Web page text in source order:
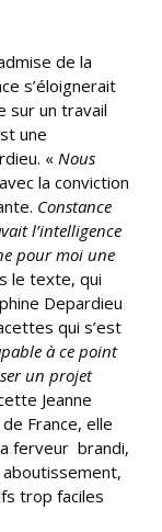
de la
s’éloignerait
sur un travail
une
« Nous
la conviction
Constance
l’intelligence
pour moi une
le texte, qui
Depardieu
qui s’est
à ce point
un projet
Jeanne
France, elle
ferveur brandi,
trop faciles